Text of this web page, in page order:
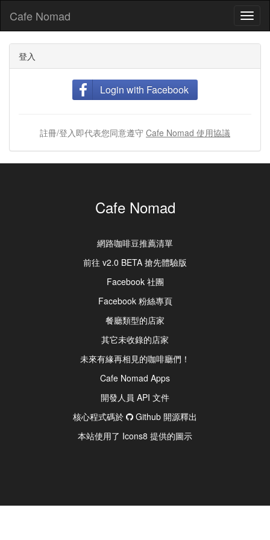
Cafe Nomad
登入
Login with Facebook
註冊/登入即代表您同意遵守 Cafe Nomad 使用協議
Cafe Nomad
網路咖啡豆推薦清單
前往 v2.0 BETA 搶先體驗版
Facebook 社團
Facebook 粉絲專頁
餐廳類型的店家
其它未收錄的店家
未來有緣再相見的咖啡廳們！
Cafe Nomad Apps
開發人員 API 文件
核心程式碼於
Github 開源釋出
本站使用了 Icons8 提供的圖示